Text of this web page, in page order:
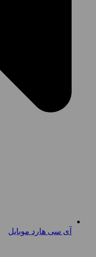
آی سی هارد موبایل